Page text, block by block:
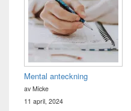
Mental anteckning
av Micke
11 april, 2024